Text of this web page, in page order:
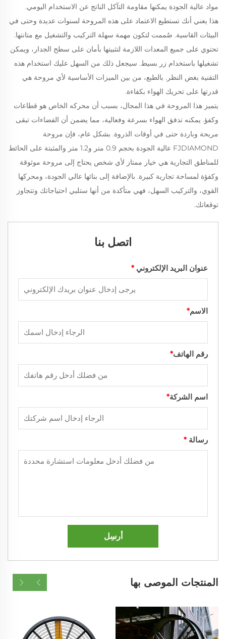
مواد عالية الجودة يمكنها مقاومة التآكل الناتج عن الاستخدام اليومي.
هذا يعني أنك تستطيع الاعتماد على هذه المروحة لسنوات عديدة وحتى في
البيئات القاسية. صُممت لتكون مهمة سهلة التركيب والتشغيل مع متانتها.
تحتوي على جميع المعدات اللازمة لتثبيتها بأمان على سطح الجدار، ويمكن
تشغيلها باستخدام زر بسيط. سيجعل ذلك من السهل عليك استخدام هذه
التقنية بغض النظر. بالطبع، من بين الميزات الأساسية لأي مروحة هي
قدرتها على تحريك الهواء بكفاءة.
يتميز هذا المروحة في هذا المجال، بسبب أن محركه الخاص هو قطاعات
وكفؤ. يمكنه تدفق الهواء بسرعة وفعالية، مما يضمن أن الفضاءات تبقى
مريحة وباردة حتى في أوقات الذروة. بشكل عام، فإن مروحة
FJDIAMOND عالية الجودة بحجم 0.9 متر و1.2 متر والمثبتة على الحائط
للمناطق التجارية هي خيار ممتاز لأي شخص يحتاج إلى مروحة موثوقة
وكفؤة لمساحة تجارية كبيرة. بالإضافة إلى بنائها عالي الجودة، ومحركها
القوي، والتركيب السهل، فهي متأكدة من أنها ستلبي احتياجاتك وتتجاوز
توقعاتك.
اتصل بنا
عنوان البريد الإلكتروني *
الاسم*
رقم الهاتف*
اسم الشركة*
رسالة *
أرسِل
المنتجات الموصى بها